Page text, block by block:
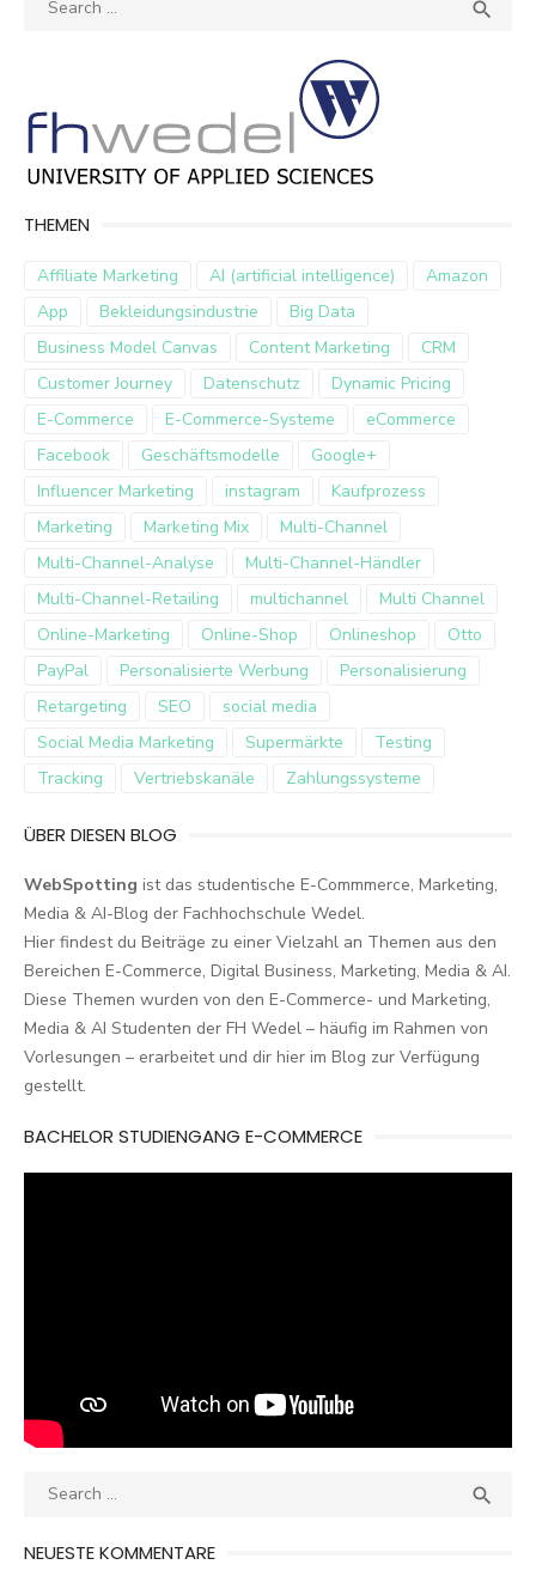

THEMEN
Affiliate Marketing AI (artificial intelligence)
Amazon
App
Bekleidungsindustrie
Big Data
Business Model Canvas
Content Marketing
CRM
Customer Journey
Datenschutz
Dynamic Pricing
E-Commerce
E-Commerce-Systeme
eCommerce
Facebook
Geschäftsmodelle
Google+
Influencer Marketing
instagram
Kaufprozess
Marketing
Marketing Mix
Multi-Channel
Multi-Channel-Analyse
Multi-Channel-Händler
Multi-Channel-Retailing
multichannel
Multi Channel
Online-Marketing
Online-Shop Onlineshop
Otto
PayPal
Personalisierte Werbung
Personalisierung
Retargeting
SEO
social media
Social Media Marketing
Supermärkte
Testing
Tracking
Vertriebskanäle Zahlungssysteme
ÜBER DIESEN BLOG
WebSpotting ist das studentische E-Commmerce, Marketing,
Media & AI-Blog der Fachhochschule Wedel.
Hier findest du Beiträge zu einer Vielzahl an Themen aus den
Bereichen E-Commerce, Digital Business, Marketing, Media & AI.
Diese Themen wurden von den E-Commerce- und Marketing,
Media & AI Studenten der FH Wedel – häufig im Rahmen von
Vorlesungen – erarbeitet und dir hier im Blog zur Verfügung
gestellt.
BACHELOR STUDIENGANG E-COMMERCE
Search

NEUESTE KOMMENTARE